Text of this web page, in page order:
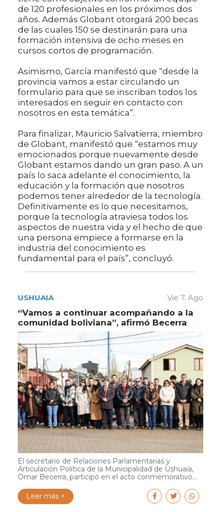
de 120 profesionales en los próximos dos
años. Además Globant otorgará 200 becas
de las cuales 150 se destinarán para una
formación intensiva de ocho meses en
cursos cortos de programación.
Asimismo, García manifestó que “desde la
provincia vamos a estar circulando un
formulario para que se inscriban todos los
interesados en seguir en contacto con
nosotros en esta temática”.
Para finalizar, Mauricio Salvatierra, miembro
de Globant, manifestó que “estamos muy
emocionados porque nuevamente desde
Globant estamos dando un gran paso. A un
país lo saca adelante el conocimiento, la
educación y la formación que nosotros
podemos tener alrededor de la tecnología.
Definitivamente es lo que necesitamos,
porque la tecnología atraviesa todos los
aspectos de nuestra vida y el hecho de que
una persona empiece a formarse en la
industria del conocimiento es
fundamental para el país”, concluyó.
USHUAIA Vie 7. Ago
“Vamos a continuar acompañando a la
comunidad boliviana”, afirmó Becerra
El secretario de Relaciones Parlamentarias y
Articulación Política de la Municipalidad de Ushuaia,
Omar Becerra, participó en el acto conmemorativo...
Leer más +